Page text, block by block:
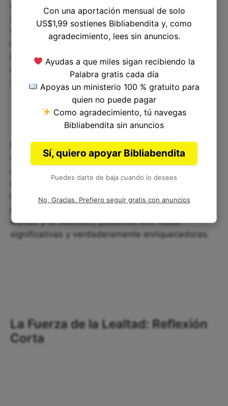
de los demás y actuar con compasión y
generosidad en todo momento. Ser leales
también significa tener una actitud de servicio
hacia los demás y estar dispuestos a sacrificarnos
por aquellos a quienes amamos. Al ser fieles y
leales, podemos mostrar nuestra devoción a Dios
y su plan para nuestras vidas.
Rut 1:17 es un versículo que nos enseña sobre el
valor de la lealtad y el compromiso. Rut nos invita
cómo podemos honrar a Dios y nuestras
relaciones al hacerlo. Al trabajar para fortalecer y
profundizar nuestras relaciones a través de la
lealtad y la fidelidad, podemos vivir vidas
significativas y verdaderamente enriquecedoras.
La Fuerza de la Lealtad: Reflexión
Corta
Con una aportación mensual de solo
US$1,99 sostienes Bibliabendita y, como
agradecimiento, lees sin anuncios.
Ayudas a que miles sigan recibiendo la
Palabra gratis cada día
Apoyas un ministerio 100 % gratuito para
quien no puede pagar
Como agradecimiento, tú navegas
Bibliabendita sin anuncios
Sí, quiero apoyar Bibliabendita
Puedes darte de baja cuando lo desees
No, Gracias. Prefiero seguir gratis con anuncios